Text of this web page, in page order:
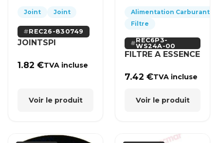
Joint Joint
REC26-830749
JOINTSPI
1.82€TVA incluse
Voir le produit
Alimentation Carburant
Filtre
REC6P3-
WS24A-00
FILTRE A ESSENCE
7.42€TVA incluse
Voir le produit